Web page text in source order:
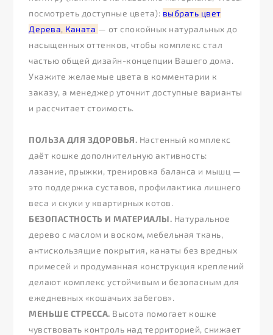
посмотреть доступные цвета): выбрать цвет
Дерева, Каната — от спокойных натуральных до
насыщенных оттенков, чтобы комплекс стал
частью общей дизайн-концепции Вашего дома.
Укажите желаемые цвета в комментарии к
заказу, а менеджер уточнит доступные варианты
и рассчитает стоимость.
ПОЛЬЗА ДЛЯ ЗДОРОВЬЯ. Настенный комплекс
даёт кошке дополнительную активность:
лазание, прыжки, тренировка баланса и мышц —
это поддержка суставов, профилактика лишнего
веса и скуки у квартирных котов.
БЕЗОПАСТНОСТЬ И МАТЕРИАЛЫ. Натуральное
дерево с маслом и воском, мебельная ткань,
антискользящие покрытия, канаты без вредных
примесей и продуманная конструкция креплений
делают комплекс устойчивым и безопасным для
ежедневных «кошачьих забегов».
МЕНЬШЕ СТРЕССА. Высота помогает кошке
чувствовать контроль над территорией, снижает